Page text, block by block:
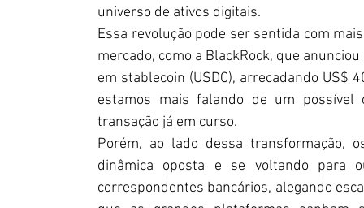
universo de ativos digitais.
Essa revolução pode ser sentida com
mercado, como a BlackRock, que
em stablecoin (USDC), arrecadando US$
estamos mais falando de um
transação já em curso.
Porém, ao lado dessa transformação,
dinâmica oposta e se voltando para
correspondentes bancários, alegando